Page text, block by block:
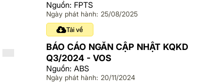
Nguồn: FPTS
Ngày phát hành: 25/08/2025
Tải về
BÁO CÁO NGẮN CẬP NHẬT KQKD
Q3/2024 - VOS
Nguồn: ABS
Ngày phát hành: 20/11/2024